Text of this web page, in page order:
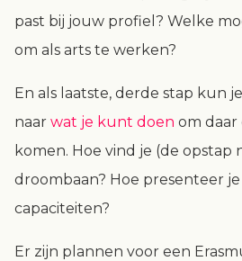
past bij jouw profiel? Welke
om als arts te werken?
En als laatste, derde stap kun
naar wat je kunt doen om
komen. Hoe vind je (de opstap
droombaan? Hoe presenteer
capaciteiten?
Er zijn plannen voor een